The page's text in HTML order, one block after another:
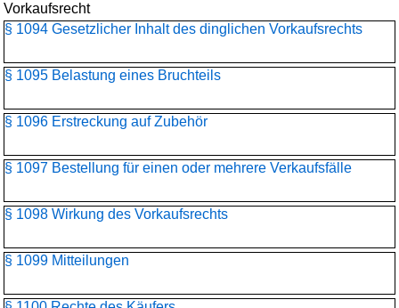
Vorkaufsrecht
§ 1094 Gesetzlicher Inhalt des dinglichen Vorkaufsrechts
§ 1095 Belastung eines Bruchteils
§ 1096 Erstreckung auf Zubehör
§ 1097 Bestellung für einen oder mehrere Verkaufsfälle
§ 1098 Wirkung des Vorkaufsrechts
§ 1099 Mitteilungen